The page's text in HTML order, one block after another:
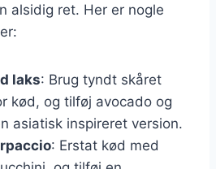
alsidig ret. Her er nogle
laks: Brug tyndt skåret
kød, og tilføj avocado og
asiatisk inspireret version.
: Erstat kød med